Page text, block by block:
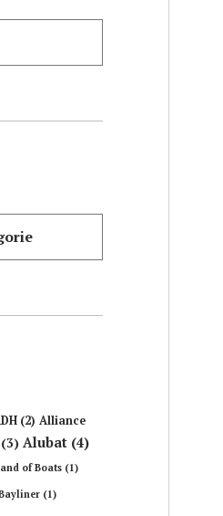
(2) Alliance
(3) Alubat (4)
of Boats (1)
(1)